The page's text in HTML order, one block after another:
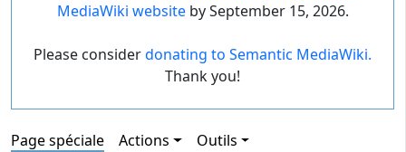
MediaWiki websiteby September 15, 2026.
Please considerdonating to Semantic MediaWiki.
Thank you!
Page spéciale Actions Outils